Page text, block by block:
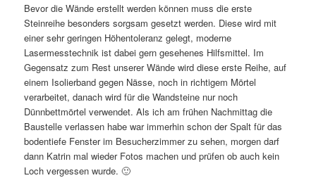
Bevor die Wände erstellt werden können muss die erste
Steinreihe besonders sorgsam gesetzt werden. Diese wird mit
einer sehr geringen Höhentoleranz gelegt, moderne
Lasermesstechnik ist dabei gern gesehenes Hilfsmittel. Im
Gegensatz zum Rest unserer Wände wird diese erste Reihe, auf
einem Isolierband gegen Nässe, noch in richtigem Mörtel
verarbeitet, danach wird für die Wandsteine nur noch
Dünnbettmörtel verwendet. Als ich am frühen Nachmittag die
Baustelle verlassen habe war immerhin schon der Spalt für das
bodentiefe Fenster im Besucherzimmer zu sehen, morgen darf
dann Katrin mal wieder Fotos machen und prüfen ob auch kein
Loch vergessen wurde. 🙂